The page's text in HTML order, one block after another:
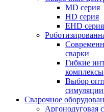
MD серия
HD серия
EHD серия
сварки
Гибкие
комплексы
Выбор
симуляции
Сварочное
Аргонодуговая